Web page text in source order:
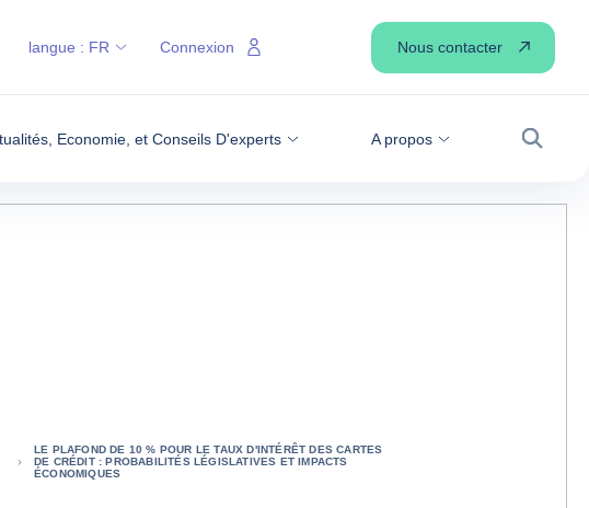
Economie, et Conseils D'experts A propos
langue : FR Connexion Nous contacter
LE PLAFOND DE 10 % POUR LE TAUX D'INTÉRÊT DES CARTES
DE CRÉDIT : PROBABILITÉS LÉGISLATIVES ET IMPACTS
ÉCONOMIQUES